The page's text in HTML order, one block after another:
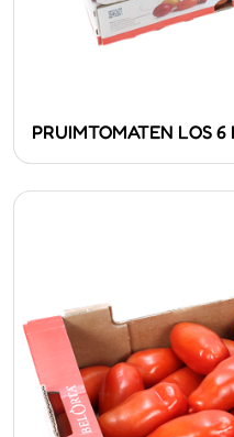
PRUIMTOMATEN LOS 6